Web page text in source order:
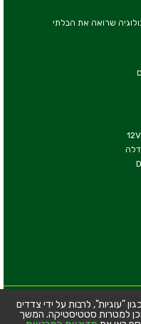
שרואה את הבלתי
בע''מ
"עוגיות", לרבות על ידי צדדים
וכן למטרות סטטיסטיקה. המשך